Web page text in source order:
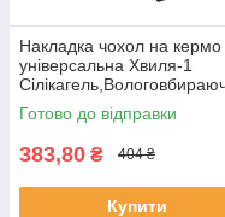
Накладка чохол на кермо
універсальна Хвиля-1
масажером Чорний
Готово до відправки
383,80 ₴ 404 ₴
Купити